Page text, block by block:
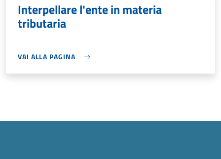
Interpellare l'ente in materia
tributaria
VAI ALLA PAGINA